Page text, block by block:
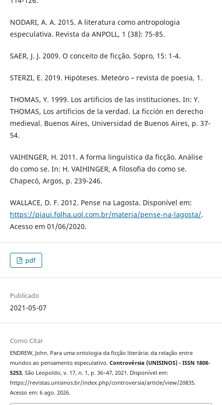
NODARI, A. A. 2015. A literatura como antropologia
especulativa. Revista da ANPOLL, 1 (38): 75-85.
SAER, J. J. 2009. O conceito de ficção. Sopro, 15: 1-4.
STERZI, E. 2019. Hipóteses. Meteöro – revista de poesia, 1.
THOMAS, Y. 1999. Los artificios de las instituciones. In: Y.
THOMAS, Los artificios de la verdad. La ficción en derecho
medieval. Buenos Aires, Universidad de Buenos Aires, p. 37-
54.
VAIHINGER, H. 2011. A forma linguística da ficção. Análise
do como se. In: H. VAIHINGER, A filosofia do como se.
Chapecó, Argos, p. 239-246.
WALLACE, D. F. 2012. Pense na Lagosta. Disponível em:
https://piaui.folha.uol.com.br/materia/pense-na-lagosta/.
Acesso em 01/06/2020.
pdf
Publicado
2021-05-07
Como Citar
ENDREW, John. Para uma ontologia da ficção literária: da relação entre
mundos ao pensamento especulativo. Controvérsia (UNISINOS) - ISSN 1808-
5253, São Leopoldo, v. 17, n. 1, p. 36–47, 2021. Disponível em:
https://revistas.unisinos.br/index.php/controversia/article/view/20835.
Acesso em: 6 ago. 2026.